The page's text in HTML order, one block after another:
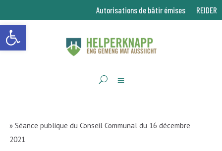
Ouvrir la barre d’outils
Autorisations de bâtir émises REIDER
» Séance publique du Conseil Communal du 16 décembre
2021